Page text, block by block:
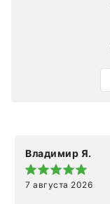
Владимир Я.
7 августа 2026